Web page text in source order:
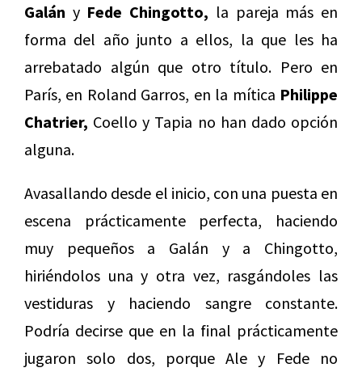
Galán y Fede Chingotto, la pareja más en
forma del año junto a ellos, la que les ha
arrebatado algún que otro título. Pero en
París, en Roland Garros, en la mítica Philippe
Chatrier, Coello y Tapia no han dado opción
alguna.
Avasallando desde el inicio, con una puesta en
escena prácticamente perfecta, haciendo
muy pequeños a Galán y a Chingotto,
hiriéndolos una y otra vez, rasgándoles las
vestiduras y haciendo sangre constante.
Podría decirse que en la final prácticamente
jugaron solo dos, porque Ale y Fede no